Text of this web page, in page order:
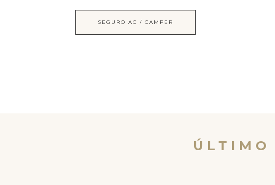
SEGURO AC / CAMPER
ÚLTIMO